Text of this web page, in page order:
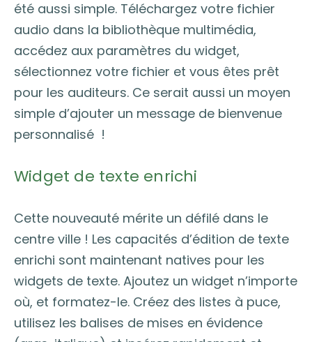
été aussi simple. Téléchargez votre fichier
audio dans la bibliothèque multimédia,
accédez aux paramètres du widget,
sélectionnez votre fichier et vous êtes prêt
pour les auditeurs. Ce serait aussi un moyen
simple d’ajouter un message de bienvenue
personnalisé !
Widget de texte enrichi
Cette nouveauté mérite un défilé dans le
centre ville ! Les capacités d’édition de texte
enrichi sont maintenant natives pour les
widgets de texte. Ajoutez un widget n’importe
où, et formatez-le. Créez des listes à puce,
utilisez les balises de mises en évidence